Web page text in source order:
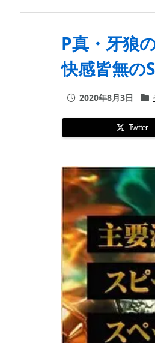
P真・牙狼
快感皆無の
2020年8月3日
Twitter